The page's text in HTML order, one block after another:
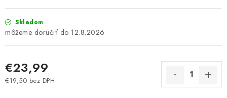
Zľavy pre profíkov
Hodnotenie obchodu Moja objednávka
Skladom
12.8.2026
€23,99
€19,50 bez DPH